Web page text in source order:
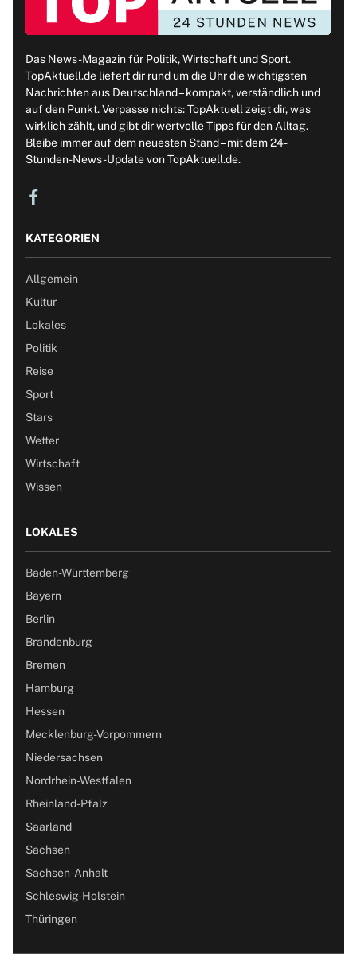
Das News-Magazin für Politik, Wirtschaft und Sport.
TopAktuell.de liefert dir rund um die Uhr die wichtigsten
Nachrichten aus Deutschland – kompakt, verständlich und
auf den Punkt. Verpasse nichts: TopAktuell zeigt dir, was
wirklich zählt, und gibt dir wertvolle Tipps für den Alltag.
Bleibe immer auf dem neuesten Stand – mit dem 24-
Stunden-News-Update von TopAktuell.de.
KATEGORIEN
Allgemein
Kultur
Lokales
Politik
Reise
Sport
Stars
Wetter
Wirtschaft
Wissen
LOKALES
Baden-Württemberg
Bayern
Berlin
Brandenburg
Bremen
Hamburg
Hessen
Mecklenburg-Vorpommern
Niedersachsen
Nordrhein-Westfalen
Rheinland-Pfalz
Saarland
Sachsen
Sachsen-Anhalt
Schleswig-Holstein
Thüringen